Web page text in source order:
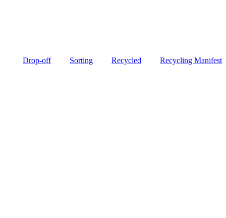
Drop-off Sorting Recycled Recycling Manifest